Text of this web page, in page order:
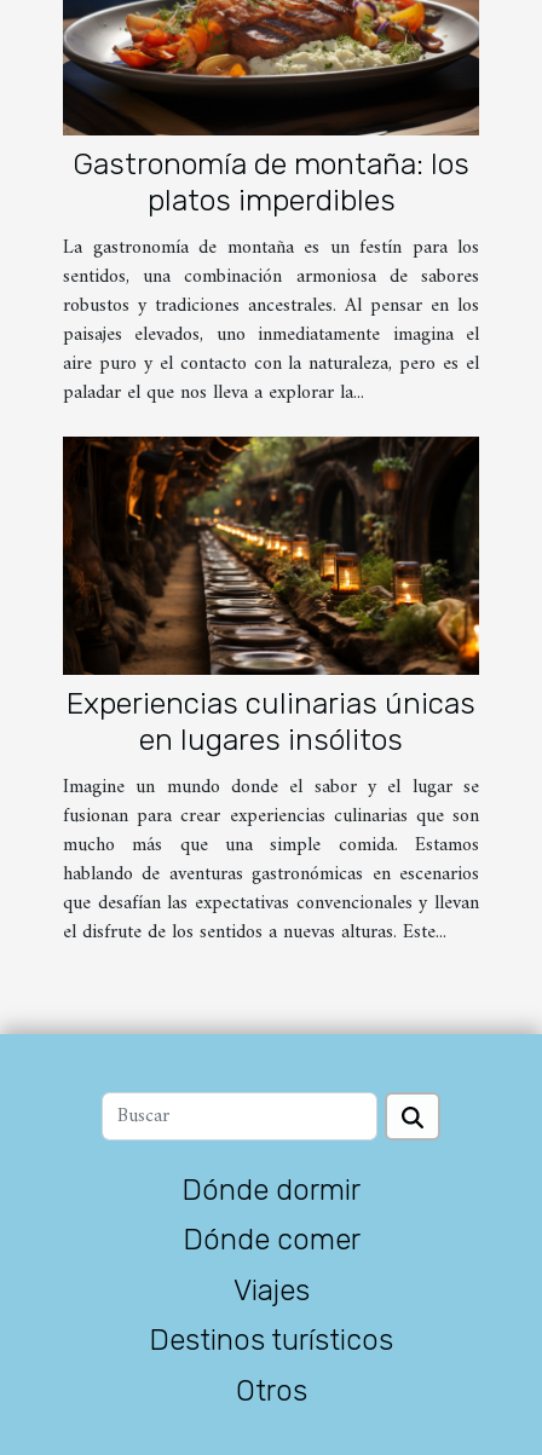
Gastronomía de montaña: los
platos imperdibles
La gastronomía de montaña es un festín para los
sentidos, una combinación armoniosa de sabores
robustos y tradiciones ancestrales. Al pensar en los
paisajes elevados, uno inmediatamente imagina el
aire puro y el contacto con la naturaleza, pero es el
paladar el que nos lleva a explorar la...
Experiencias culinarias únicas
en lugares insólitos
Imagine un mundo donde el sabor y el lugar se
fusionan para crear experiencias culinarias que son
mucho más que una simple comida. Estamos
hablando de aventuras gastronómicas en escenarios
que desafían las expectativas convencionales y llevan
el disfrute de los sentidos a nuevas alturas. Este...
Dónde dormir
Dónde comer
Viajes
Destinos turísticos
Otros